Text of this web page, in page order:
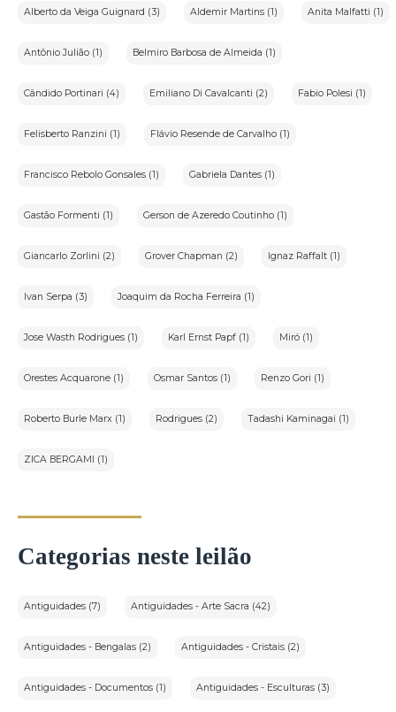
Alberto da Veiga Guignard (3) Aldemir Martins (1) Anita Malfatti (1)
Antônio Julião (1) Belmiro Barbosa de Almeida (1)
Cândido Portinari (4) Emiliano Di Cavalcanti (2) Fabio Polesi (1)
Felisberto Ranzini (1) Flávio Resende de Carvalho (1)
Francisco Rebolo Gonsales (1) Gabriela Dantes (1)
Gastão Formenti (1) Gerson de Azeredo Coutinho (1)
Giancarlo Zorlini (2) Grover Chapman (2) Ignaz Raffalt (1)
Ivan Serpa (3) Joaquim da Rocha Ferreira (1)
Jose Wasth Rodrigues (1) Karl Ernst Papf (1) Miró (1)
Orestes Acquarone (1) Osmar Santos (1) Renzo Gori (1)
Roberto Burle Marx (1) Rodrigues (2) Tadashi Kaminagai (1)
ZICA BERGAMI (1)
Categorias neste leilão
Antiguidades (7) Antiguidades - Arte Sacra (42)
Antiguidades - Bengalas (2) Antiguidades - Cristais (2)
Antiguidades - Documentos (1) Antiguidades - Esculturas (3)